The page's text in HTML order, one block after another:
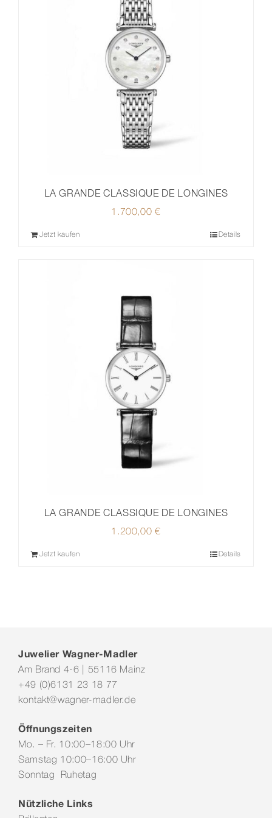
LA GRANDE CLASSIQUE DE LONGINES
1.700,00€
Jetzt kaufen Details
LA GRANDE CLASSIQUE DE LONGINES
1.200,00€
Jetzt kaufen Details
Juwelier Wagner-Madler
Am Brand 4-6 | 55116 Mainz
+49 (0)6131 23 18 77
kontakt@wagner-madler.de
Öffnungszeiten
Mo. – Fr. 10:00–18:00 Uhr
Samstag 10:00–16:00 Uhr
Sonntag Ruhetag
Nützliche Links